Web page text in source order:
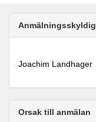
Anmälningsskyldig
Joachim Landhager
Orsak till anmälan